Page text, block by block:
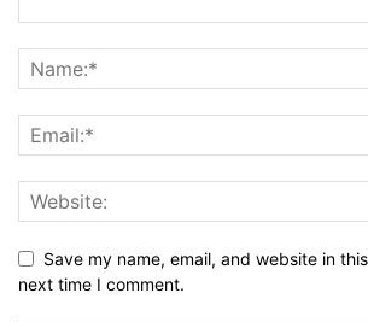
Save my name, email, and website in
next time I comment.